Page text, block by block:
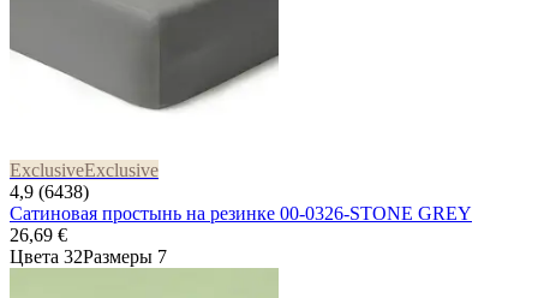
ExclusiveExclusive
4,9 (6438)
Сатиновая простынь на резинке 00-0326-STONE GREY
26,69 €
Цвета 32Размеры 7